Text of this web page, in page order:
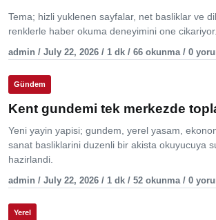
Tema; hizli yuklenen sayfalar, net basliklar ve
renklerle haber okuma deneyimini one cikariyor.
admin / July 22, 2026 / 1 dk / 66 okunma / 0
Gündem
Kent gundemi tek merkezde
Yeni yayin yapisi; gundem, yerel yasam,
sanat basliklarini duzenli bir akista okuyucuya
hazirlandi.
admin / July 22, 2026 / 1 dk / 52 okunma / 0
Yerel